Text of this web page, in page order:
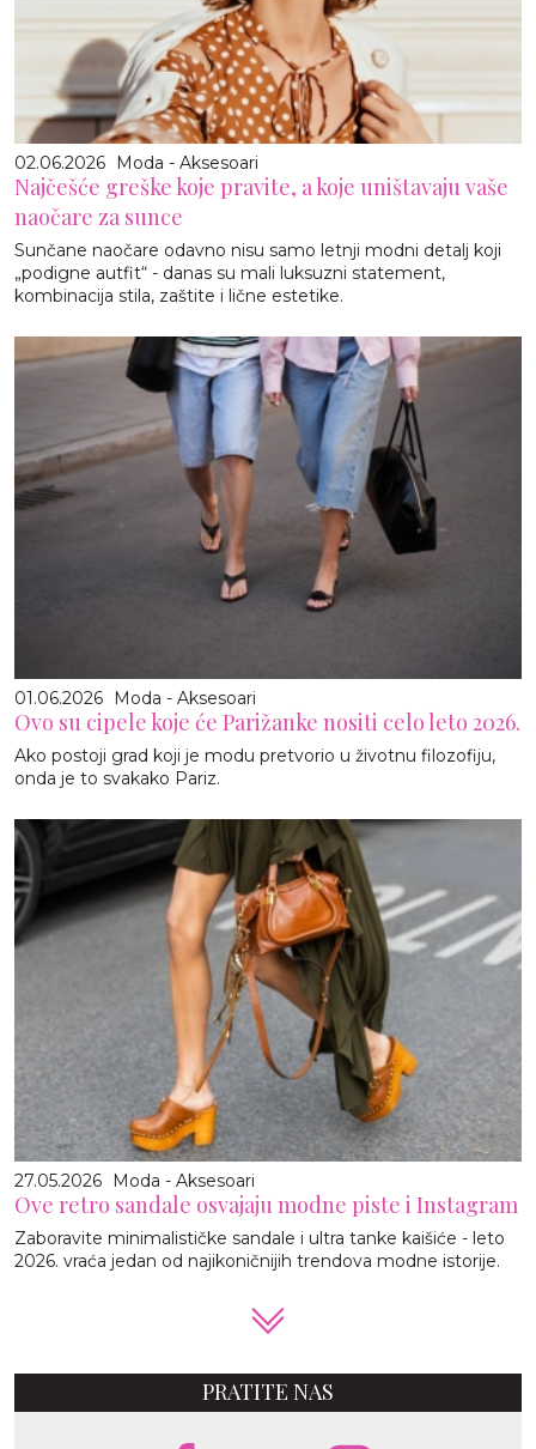
02.06.2026 Moda - Aksesoari
Najčešće greške koje pravite, a koje uništavaju vaše
naočare za sunce
Sunčane naočare odavno nisu samo letnji modni detalj koji
„podigne autfit“ - danas su mali luksuzni statement,
kombinacija stila, zaštite i lične estetike.
01.06.2026 Moda - Aksesoari
Ovo su cipele koje će Parižanke nositi celo leto 2026.
Ako postoji grad koji je modu pretvorio u životnu filozofiju,
onda je to svakako Pariz.
27.05.2026 Moda - Aksesoari
Ove retro sandale osvajaju modne piste i Instagram
Zaboravite minimalističke sandale i ultra tanke kaišiće - leto
2026. vraća jedan od najikoničnijih trendova modne istorije.
PRATITE NAS